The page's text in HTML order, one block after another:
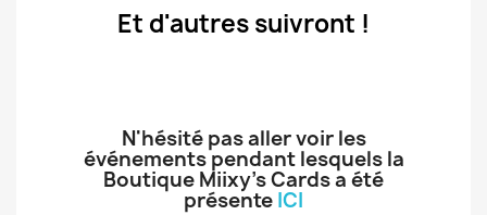
Et d'autres suivront !
N'hésité pas aller voir les
événements pendant lesquels la
Boutique Miixy's Cards a été
présente ICI